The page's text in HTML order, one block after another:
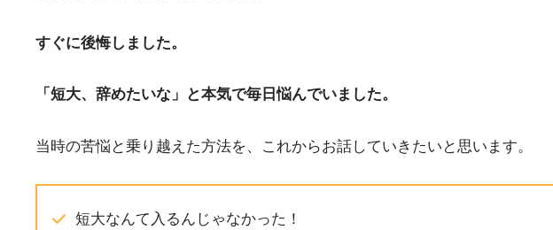
すぐに後悔しました。
「短大、辞めたいな」と本気で毎日悩んでいました。
当時の苦悩と乗り越えた方法を、これからお話していきたいと思います。
短大なんて入るんじゃなかった！